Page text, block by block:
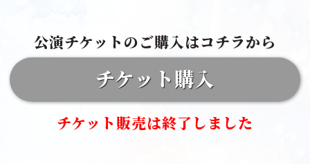
公演チケットのご購入はコチラから
チケット購入
チケット販売は終了しました